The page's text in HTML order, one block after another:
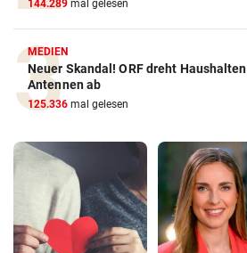
144.289 mal gelesen
MEDIEN
Neuer Skandal! ORF dreht Haushalten
Antennen ab
125.336 mal gelesen